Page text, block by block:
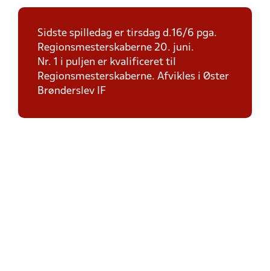
Sidste spilledag er tirsdag d.16/6 pga.
Regionsmesterskaberne 20. juni.
Nr. 1 i puljen er kvalificeret til
Regionsmesterskaberne. Afvikles i Øster
Brønderslev IF